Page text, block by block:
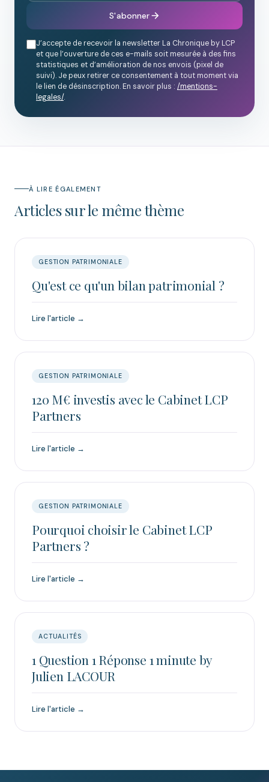
S'abonner
J’accepte de recevoir la newsletter La Chronique by LCP
et que l’ouverture de ces e-mails soit mesurée à des fins
statistiques et d’amélioration de nos envois (pixel de
suivi). Je peux retirer ce consentement à tout moment via
le lien de désinscription. En savoir plus : /mentions-
legales/.
À LIRE ÉGALEMENT
Articles sur le même thème
GESTION PATRIMONIALE
Qu'est ce qu'un bilan patrimonial ?
Lire l'article →
GESTION PATRIMONIALE
120 M€ investis avec le Cabinet LCP
Partners
Lire l'article →
GESTION PATRIMONIALE
Pourquoi choisir le Cabinet LCP
Partners ?
Lire l'article →
ACTUALITÉS
1 Question 1 Réponse 1 minute by
Julien LACOUR
Lire l'article →